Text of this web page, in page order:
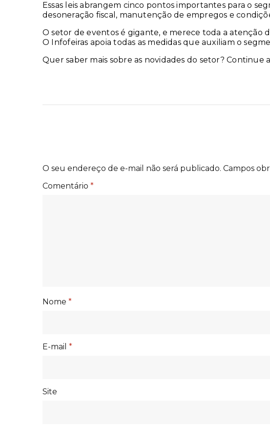
Essas leis abrangem cinco pontos importantes para o
desoneração fiscal, manutenção de empregos e
O setor de eventos é gigante, e merece toda a atenção
O Infofeiras apoia todas as medidas que auxiliam o
Quer saber mais sobre as novidades do setor? Continue
O seu endereço de e-mail não será publicado. Campos
Comentário *
Nome *
E-mail *
Site